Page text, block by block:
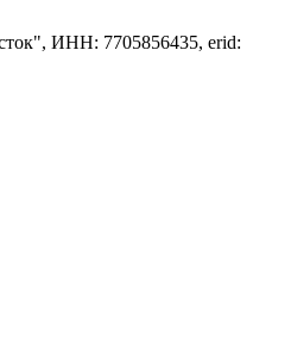
ИНН: 7705856435, erid: